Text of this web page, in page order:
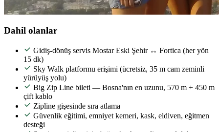
Dahil olanlar
Gidiş-dönüş servis Mostar Eski Şehir ↔ Fortica (her yön
15 dk)
Sky Walk platformu erişimi (ücretsiz, 35 m cam zeminli
yürüyüş yolu)
Big Zip Line bileti — Bosna'nın en uzunu, 570 m + 450 m
çift kablo
Zipline gişesinde sıra atlama
Güvenlik eğitimi, emniyet kemeri, kask, eldiven, eğitmen
desteği